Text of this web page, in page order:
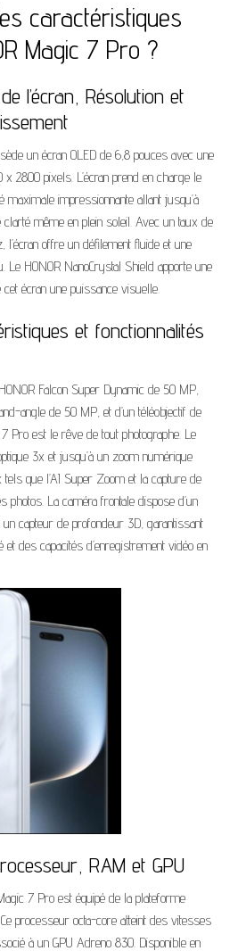
caractéristiques
Magic 7 Pro ?
l’écran, Résolution et
un écran OLED de 6,8 pouces avec une
2800 pixels. L’écran prend en charge le
maximale impressionnante allant jusqu’à
même en plein soleil. Avec un taux de
l’écran offre un défilement fluide et une
Le HONOR NanoCrystal Shield apporte une
écran une puissance visuelle.
et fonctionnalités
Falcon Super Dynamic de 50 MP,
angle de 50 MP, et d’un téléobjectif de
Pro est le rêve de tout photographe. Le
3x et jusqu’à un zoom numérique
que l’AI Super Zoom et la capture de
photos. La caméra frontale dispose d’un
capteur de profondeur 3D, garantissant
des capacités d’enregistrement vidéo en
RAM et GPU
7 Pro est équipé de la plateforme
processeur octa-core atteint des vitesses
à un GPU Adreno 830. Disponible en